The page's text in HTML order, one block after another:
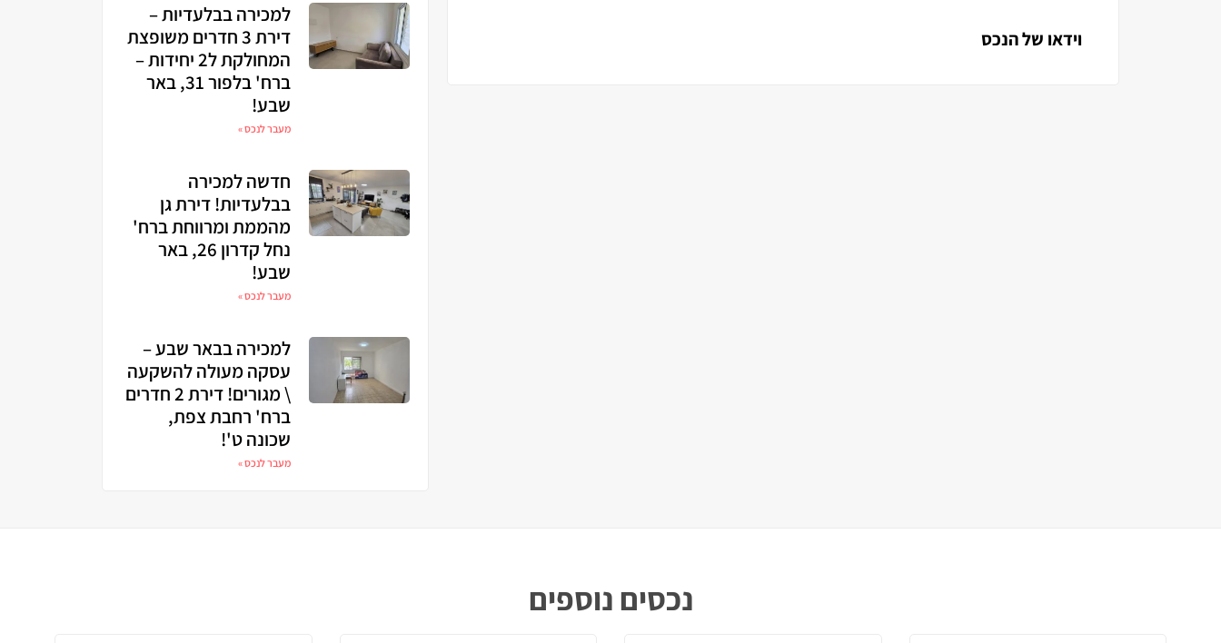
וידאו של הנכס
למכירה בבלעדיות –
דירת 3 חדרים משופצת
המחולקת ל2 יחידות –
ברח' בלפור 31, באר
שבע!
מעבר לנכס »
חדשה למכירה
בבלעדיות! דירת גן
מהממת ומרווחת ברח'
נחל קדרון 26, באר
שבע!
מעבר לנכס »
למכירה בבאר שבע –
עסקה מעולה להשקעה
\ מגורים! דירת 2 חדרים
ברח' רחבת צפת,
שכונה ט'!
מעבר לנכס »
נכסים נוספים